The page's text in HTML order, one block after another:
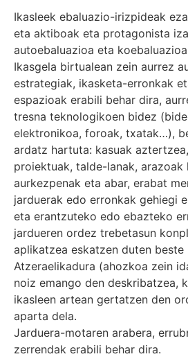
Ikasleek ebaluazio-irizpideak
eta aktiboak eta protagonista
autoebaluazioa eta
Ikasgela birtualean zein aurrez
estrategiak, ikasketa-erronkak
espazioak erabili behar dira,
tresna teknologikoen bidez
elektronikoa, foroak, txatak…),
ardatz hartuta: kasuak
proiektuak, talde-lanak, arazoak
aurkezpenak eta abar, erabat
jarduerak edo erronkak gehiegi
eta erantzuteko edo ebazteko
jardueren ordez trebetasun
aplikatzea eskatzen duten beste
Atzeraelikadura (ahozkoa zein
noiz emango den deskribatzea,
ikasleen artean gertatzen den
aparta dela.
Jarduera-motaren arabera,
zerrendak erabili behar dira.